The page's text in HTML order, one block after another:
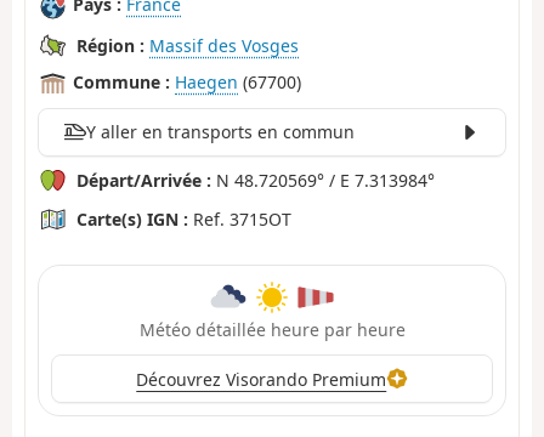
Région : Massif des Vosges
Commune : Haegen (67700)
Y aller en transports en commun
Départ/Arrivée : N 48.720569° / E 7.313984°
Carte(s) IGN : Ref. 3715OT
Météo détaillée heure par heure
Découvrez Visorando Premium